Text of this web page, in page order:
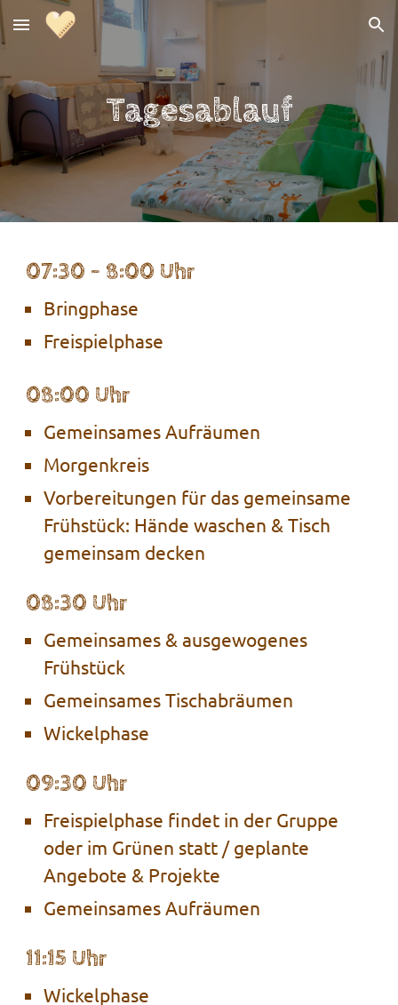
Skip to main content Skip to navigation
Tagesablauf
07:30 - 8:00 Uhr
Bringphase
Freispielphase
08:00 Uhr
Gemeinsames Aufräumen
Morgenkreis
Vorbereitungen für das gemeinsame
Frühstück: Hände waschen & Tisch
gemeinsam decken
08:30 Uhr
Gemeinsames & ausgewogenes
Frühstück
Gemeinsames Tischabräumen
Wickelphase
09:30 Uhr
Freispielphase findet in der Gruppe
oder im Grünen statt / geplante
Angebote & Projekte
Gemeinsames Aufräumen
11:15 Uhr
Wickelphase